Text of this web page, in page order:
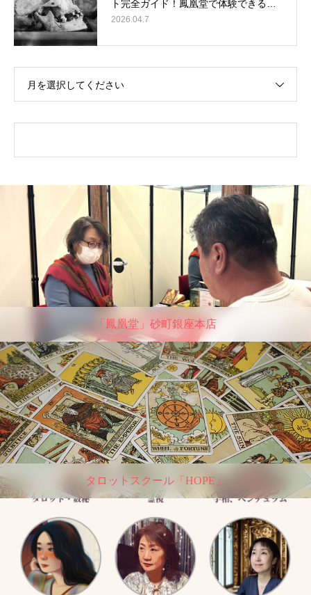
ト完全ガイド！鳳凰堂で体験できる…
2026.04.7
月を選択してください
「鳳凰堂」砂町銀座本店
タロットスクール「HOPE」